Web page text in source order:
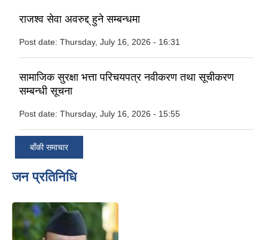
राजश्व सेवा अवरुद्द् हुने सम्बन्धमा
Post date: Thursday, July 16, 2026 - 16:31
सामाजिक सुरक्षा भत्ता परिचयपत्र नवीकरण तथा सूचीकरण
सम्बन्धी सूचना
Post date: Thursday, July 16, 2026 - 15:55
बाँकी समाचार
जन प्रतिनिधि